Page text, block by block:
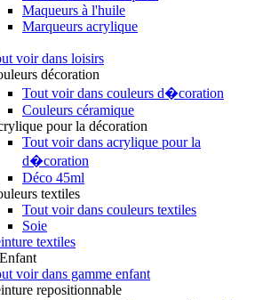
Maqueurs à l'huile
Marqueurs acrylique
voir dans loisirs
décoration
Tout voir dans couleurs d�coration
Couleurs céramique
pour la décoration
Tout voir dans acrylique pour la
d�coration
Déco 45ml
textiles
Tout voir dans couleurs textiles
Soie
textiles
voir dans gamme enfant
repositionnable